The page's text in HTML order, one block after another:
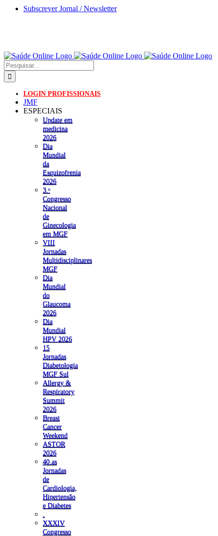
Skip
Subscrever Jornal / Newsletter
Pesquisar
LOGIN PROFISSIONAIS
JMF
ESPECIAIS
Update em
medicina
2026
Dia
Mundial
da
Esquizofrenia
2026
3.ᵒ
Congresso
Nacional
de
Ginecologia
em MGF
VIII
Jornadas
Multidisciplinares
MGF
Dia
Mundial
do
Glaucoma
2026
Dia
Mundial
HPV 2026
15
Jornadas
Diabetologia
MGF Sul
Allergy &
Respiratory
Summit
2026
Breast
Cancer
Weekend
ASTOR
2026
40.as
Jornadas
de
Cardiologia,
Hipertensão
e Diabetes
XXXIV
Congresso